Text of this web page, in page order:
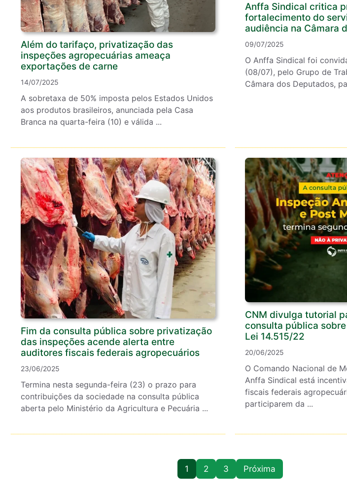
Além do tarifaço, privatização das
inspeções agropecuárias ameaça
exportações de carne
14/07/2025
A sobretaxa de 50% imposta pelos Estados Unidos
aos produtos brasileiros, anunciada pela Casa
Branca na quarta-feira (10) e válida ...
Anffa Sindical critica
fortalecimento do
audiência na Câmara
09/07/2025
O Anffa Sindical foi
(08/07), pelo Grupo de
Câmara dos Deputados,
Fim da consulta pública sobre privatização
das inspeções acende alerta entre
auditores fiscais federais agropecuários
23/06/2025
Termina nesta segunda-feira (23) o prazo para
contribuições da sociedade na consulta pública
aberta pelo Ministério da Agricultura e Pecuária ...
CNM divulga tutorial
consulta pública
Lei 14.515/22
20/06/2025
O Comando Nacional de
Anffa Sindical está
fiscais federais
participarem da ...
1 2 3 Próxima